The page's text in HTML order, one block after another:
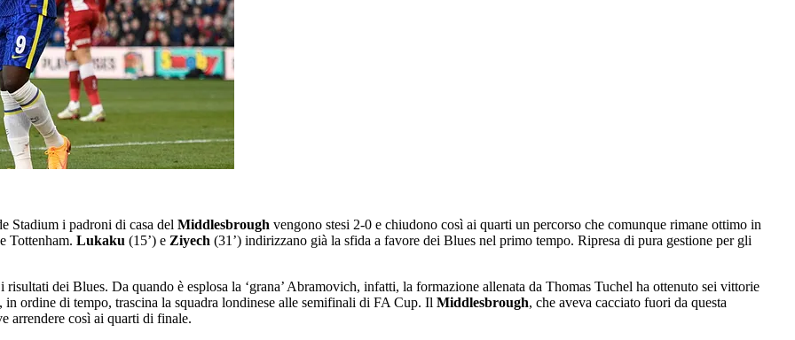
Stadium i padroni di casa del Middlesbrough vengono stesi 2-0 e chiudono così ai quarti un percorso che comunque rimane ottimo in
Tottenham. Lukaku (15’) e Ziyech (31’) indirizzano già la sfida a favore dei Blues nel primo tempo. Ripresa di pura gestione per gli
dei Blues. Da quando è esplosa la ‘grana’ Abramovich, infatti, la formazione allenata da Thomas Tuchel ha ottenuto sei vittorie
ordine di tempo, trascina la squadra londinese alle semifinali di FA Cup. Il Middlesbrough, che aveva cacciato fuori da questa
arrendere così ai quarti di finale.